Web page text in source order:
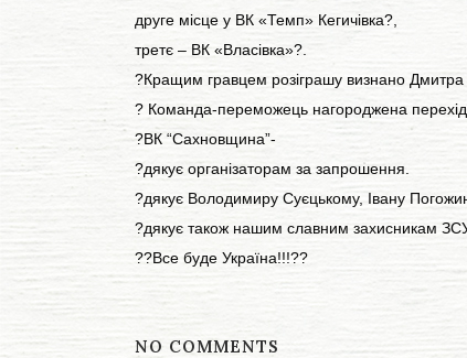
друге місце у ВК «Темп» Кегичівка?,
третє – ВК «Власівка»?.
?Кращим гравцем розіграшу визнано
? Команда-переможець нагороджена
?ВК “Сахновщина”-
?дякує організаторам за запрошення.
?дякує Володимиру Суєцькому, Івану
?дякує також нашим славним захисникам
??Все буде Україна!!!??
NO COMMENTS